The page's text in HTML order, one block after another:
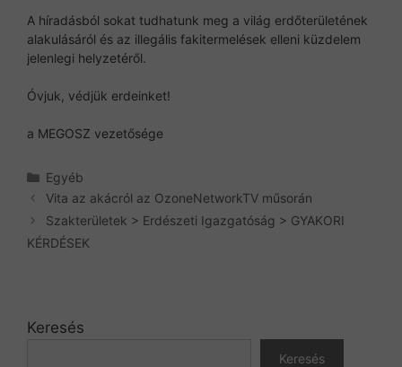
A híradásból sokat tudhatunk meg a világ erdőterületének
alakulásáról és az illegális fakitermelések elleni küzdelem
jelenlegi helyzetéről.
Óvjuk, védjük erdeinket!
a MEGOSZ vezetősége
Kategória
Egyéb
Vita az akácról az OzoneNetworkTV műsorán
Szakterületek > Erdészeti Igazgatóság > GYAKORI
KÉRDÉSEK
Keresés
Keresés